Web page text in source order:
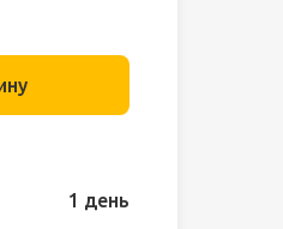
1 день